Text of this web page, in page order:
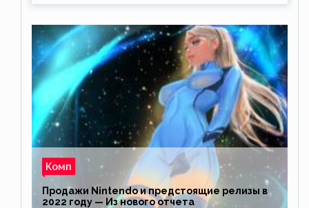
Комп
Продажи Nintendo и предстоящие релизы в
2022 году — Из нового отчета